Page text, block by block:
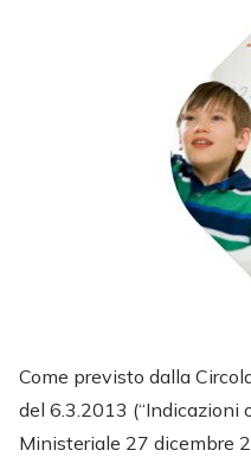
Come previsto dalla
del 6.3.2013 (“Indicazioni
Ministeriale 27 dicembre